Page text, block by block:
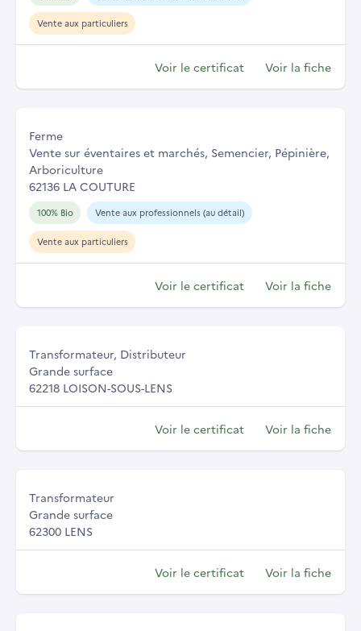
Vente aux particuliers
Voir le certificat Voir la fiche
Ferme
Vente sur éventaires et marchés, Semencier, Pépinière,
Arboriculture
62136 LA COUTURE
100% Bio Vente aux professionnels (au détail)
Vente aux particuliers
Voir le certificat Voir la fiche
Transformateur, Distributeur
Grande surface
62218 LOISON-SOUS-LENS
Voir le certificat Voir la fiche
Transformateur
Grande surface
62300 LENS
Voir le certificat Voir la fiche